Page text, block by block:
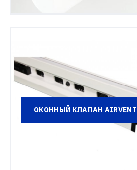
ОКОННЫЙ КЛАПАН AIRVENT